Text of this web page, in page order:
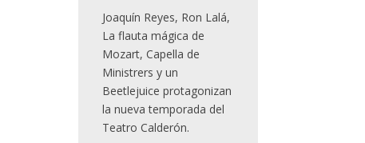
Joaquín Reyes, Ron Lalá,
La flauta mágica de
Mozart, Capella de
Ministrers y un
Beetlejuice protagonizan
la nueva temporada del
Teatro Calderón.